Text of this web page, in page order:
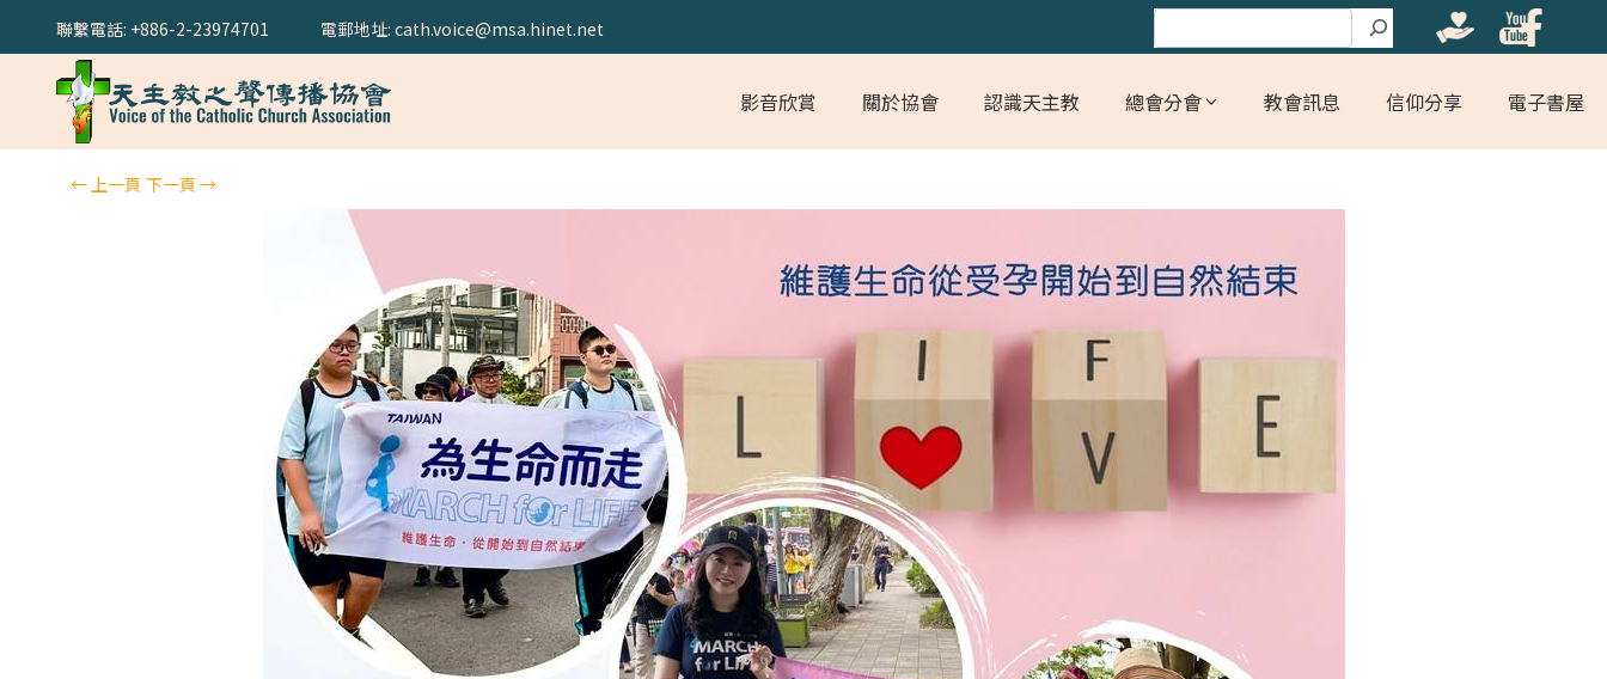
聯繫電話: +886-2-23974701 搜尋
電郵地址: cath.voice@msa.hinet.net
影音欣賞 關於協會 認識天主教 總會分會 教會訊息 信仰分享 電子書屋
←上一頁 下一頁 →